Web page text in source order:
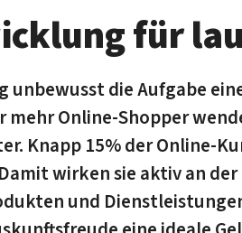
für lau
unbewusst die Aufgabe
Online-Shopper
Knapp 15% der Online-
wirken sie aktiv an
und